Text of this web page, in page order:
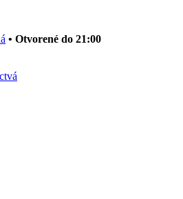
• Otvorené do 21:00